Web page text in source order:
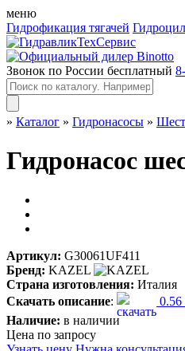
меню
Гидрофикация тягачей
Звонок по России бесплатный
» Каталог » Гидронасосы »
Гидронасос
Артикул: G30061UF411
Бренд: KAZEL
Страна изготовления: Италия
Скачать описание:
Наличие: в наличии
Цена по запросу